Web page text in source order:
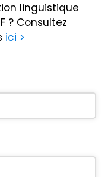
linguistique
? Consultez
ici >